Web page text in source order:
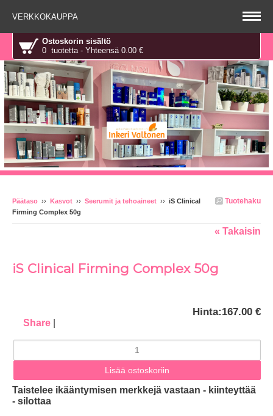
VERKKOKAUPPA
Ostoskorin sisältö
0 tuotetta - Yhteensä 0.00 €
Tuotehaku
Päätaso ›› Kasvot ›› Seerumit ja tehoaineet ›› iS Clinical
Firming Complex 50g
« Takaisin
iS Clinical Firming Complex 50g
Share
Hinta:167.00 €
Taistelee ikääntymisen merkkejä vastaan - kiinteyttää
- silottaa